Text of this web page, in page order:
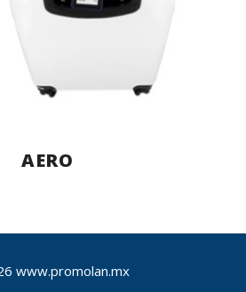
AERO
www.promolan.mx